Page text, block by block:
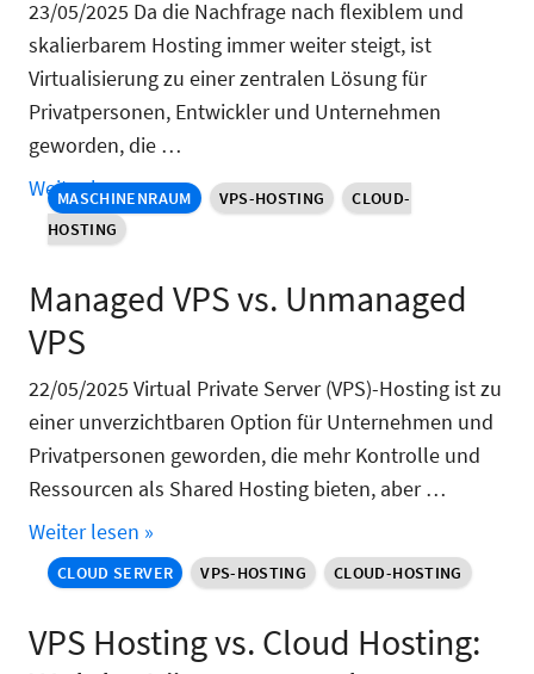
23/05/2025 Da die Nachfrage nach flexiblem und
skalierbarem Hosting immer weiter steigt, ist
Virtualisierung zu einer zentralen Lösung für
Privatpersonen, Entwickler und Unternehmen
geworden, die …
Weiter lesen »
MASCHINENRAUM VPS-HOSTING
CLOUD-
HOSTING
Managed VPS vs. Unmanaged
VPS
22/05/2025 Virtual Private Server (VPS)-Hosting ist zu
einer unverzichtbaren Option für Unternehmen und
Privatpersonen geworden, die mehr Kontrolle und
Ressourcen als Shared Hosting bieten, aber …
Weiter lesen »
CLOUD SERVER VPS-HOSTING CLOUD-HOSTING
VPS Hosting vs. Cloud Hosting: